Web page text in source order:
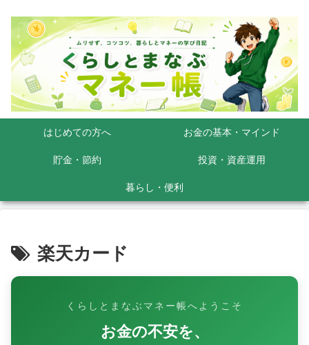
はじめての方へ お金の基本・マインド
貯金・節約 投資・資産運用
暮らし・便利
楽天カード
くらしとまなぶマネー帳へようこそ
お金の不安を、